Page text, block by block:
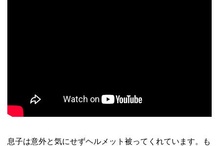
息子は意外と気にせずヘルメット被ってくれています。も